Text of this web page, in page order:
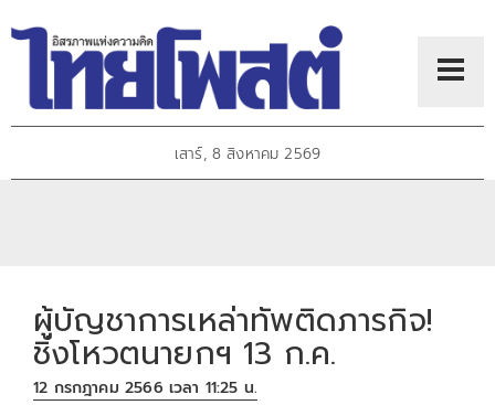
เสาร์, 8 สิงหาคม 2569
ผู้บัญชาการเหล่าทัพติดภารกิจ!
ชิ่งโหวตนายกฯ 13 ก.ค.
12 กรกฎาคม 2566 เวลา 11:25 น.